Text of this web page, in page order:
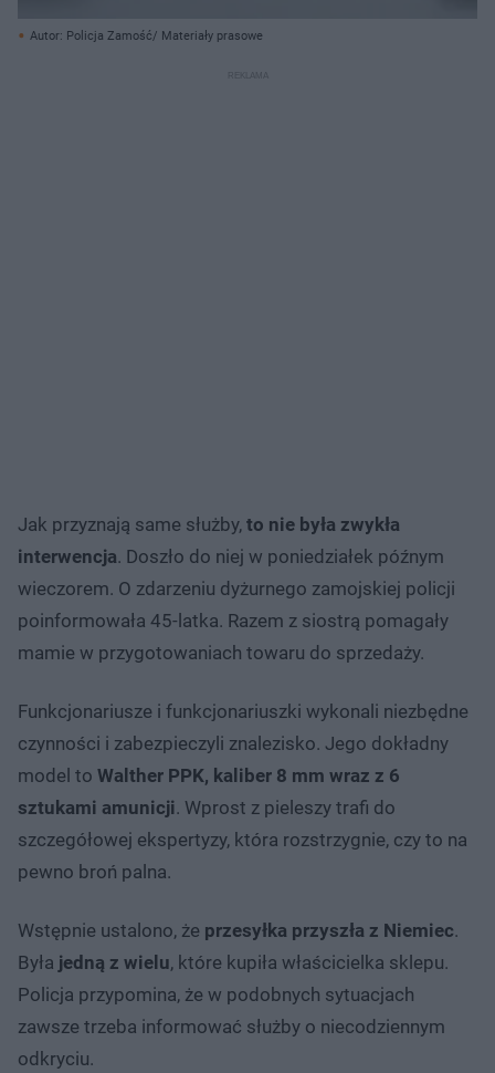
Autor: Policja Zamość/ Materiały prasowe
Jak przyznają same służby, to nie była zwykła
interwencja. Doszło do niej w poniedziałek późnym
wieczorem. O zdarzeniu dyżurnego zamojskiej policji
poinformowała 45-latka. Razem z siostrą pomagały
mamie w przygotowaniach towaru do sprzedaży.
Funkcjonariusze i funkcjonariuszki wykonali niezbędne
czynności i zabezpieczyli znalezisko. Jego dokładny
model to Walther PPK, kaliber 8 mm wraz z 6
sztukami amunicji. Wprost z pieleszy trafi do
szczegółowej ekspertyzy, która rozstrzygnie, czy to na
pewno broń palna.
Wstępnie ustalono, że przesyłka przyszła z Niemiec.
Była jedną z wielu, które kupiła właścicielka sklepu.
Policja przypomina, że w podobnych sytuacjach
zawsze trzeba informować służby o niecodziennym
odkryciu.